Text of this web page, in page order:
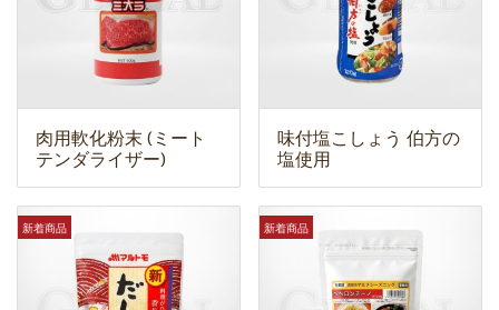
肉用軟化粉末 (ミート
テンダライザー)
味付塩こしょう 伯方の
塩使用
新着商品 新着商品